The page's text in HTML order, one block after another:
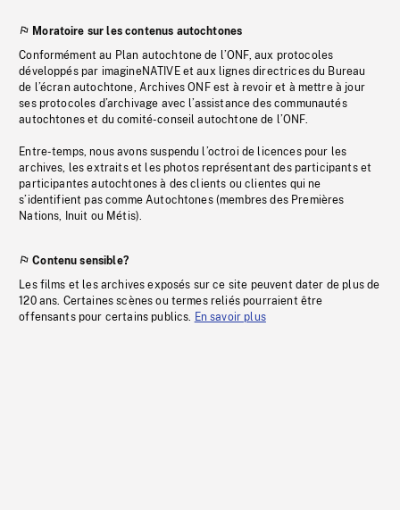
Moratoire sur les contenus autochtones
Conformément au Plan autochtone de l’ONF, aux protocoles
développés par imagineNATIVE et aux lignes directrices du Bureau
de l’écran autochtone, Archives ONF est à revoir et à mettre à jour
ses protocoles d’archivage avec l’assistance des communautés
autochtones et du comité-conseil autochtone de l’ONF.
Entre-temps, nous avons suspendu l’octroi de licences pour les
archives, les extraits et les photos représentant des participants et
participantes autochtones à des clients ou clientes qui ne
s’identifient pas comme Autochtones (membres des Premières
Nations, Inuit ou Métis).
Contenu sensible?
Les films et les archives exposés sur ce site peuvent dater de plus de
120 ans. Certaines scènes ou termes reliés pourraient être
offensants pour certains publics. En savoir plus